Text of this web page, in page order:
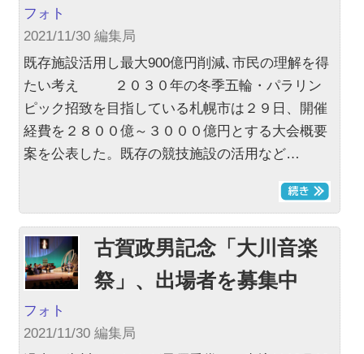
フォト
2021/11/30 編集局
既存施設活用し最大900億円削減､市民の理解を得
たい考え ２０３０年の冬季五輪・パラリン
ピック招致を目指している札幌市は２９日、開催
経費を２８００億～３０００億円とする大会概要
案を公表した。既存の競技施設の活用など…
古賀政男記念「大川音楽
祭」、出場者を募集中
フォト
2021/11/30 編集局